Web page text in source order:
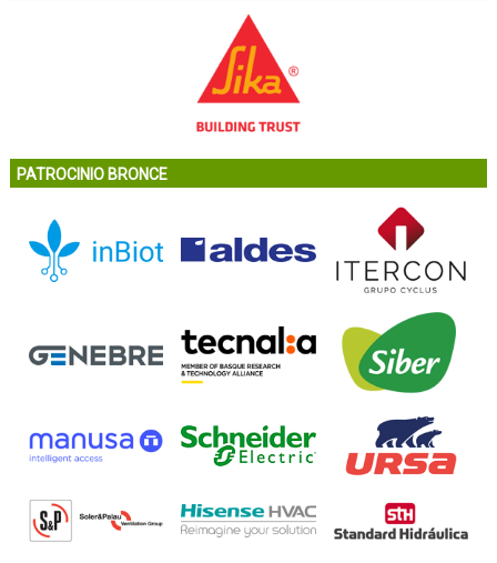
PATROCINIO BRONCE